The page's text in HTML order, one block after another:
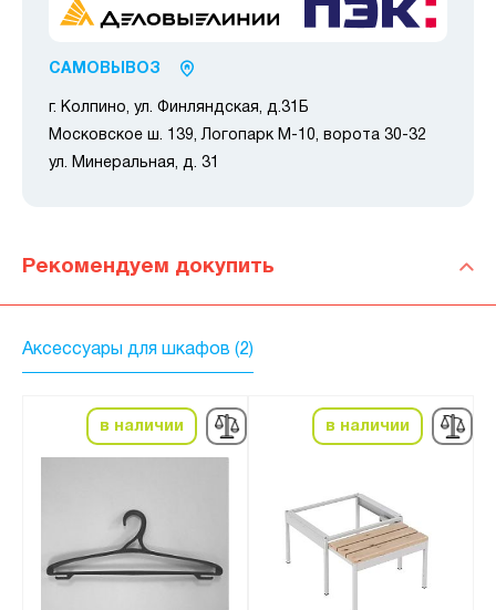
САМОВЫВОЗ
г. Колпино, ул. Финляндская, д.31Б
Московское ш. 139, Логопарк М-10, ворота 30-32
ул. Минеральная, д. 31
Рекомендуем докупить
Аксессуары для шкафов (2)
в наличии в наличии